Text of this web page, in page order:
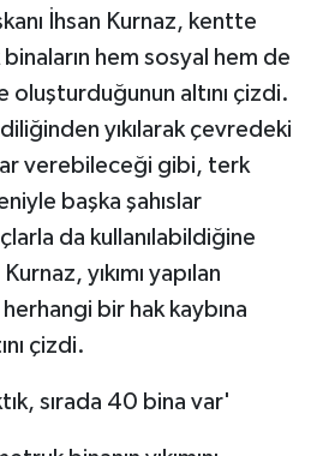
İhsan Kurnaz, kentte
hem sosyal hem de
oluşturduğunun altını çizdi.
yıkılarak çevredeki
verebileceği gibi, terk
başka şahıslar
da kullanılabildiğine
yıkımı yapılan
bir hak kaybına
çizdi.
sırada 40 bina var'